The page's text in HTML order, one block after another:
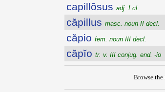
capillōsus adj. I cl.
căpillus masc. noun II decl.
căpio fem. noun III decl.
căpĭo tr. v. III conjug. end. -io
Browse